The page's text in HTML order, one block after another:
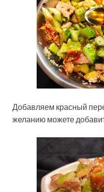
Добавляем красный
желанию можете